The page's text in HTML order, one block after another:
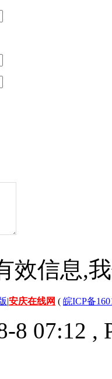
效信息,
|安庆在线网 ( 皖ICP备
8 07:12 ,